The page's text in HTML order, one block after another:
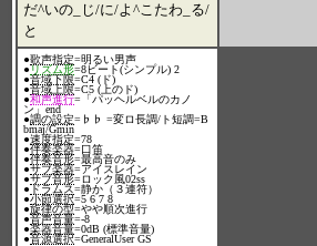
だ^いの_じ/に/よ^こたわ_る/
と
●歌声指定=明るい男声
●リズム形=8ビート(シンプル) 2
●音域下限=C4 (ド)
●音域上限=C5 (上のド)
●和声進行=「パッヘルベルのカノ
ン」end
●調の設定=♭♭ =変ロ長調/ト短調=B
bmaj/Gmin
●速度指定=78
●伴奏楽器=口笛
●伴奏音形=最高音のみ
●サブ楽器=アイスレイン
●サブ音形=ロック風02ss
●ドラムス=静か（３連符）
●小節選択=5 6 7 8
●旋律の型=やや順次進行
●音声音量=-8
●楽器音量=0dB (標準音量)
●音源選択=GeneralUser GS